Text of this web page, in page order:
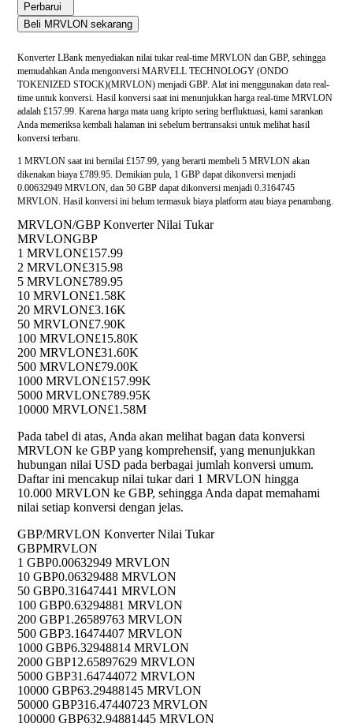
Perbarui
Beli MRVLON sekarang
Konverter LBank menyediakan nilai tukar real-time MRVLON dan GBP, sehingga
memudahkan Anda mengonversi MARVELL TECHNOLOGY (ONDO
TOKENIZED STOCK)(MRVLON) menjadi GBP. Alat ini menggunakan data real-
time untuk konversi. Hasil konversi saat ini menunjukkan harga real-time MRVLON
adalah £157.99. Karena harga mata uang kripto sering berfluktuasi, kami sarankan
Anda memeriksa kembali halaman ini sebelum bertransaksi untuk melihat hasil
konversi terbaru.
1 MRVLON saat ini bernilai £157.99, yang berarti membeli 5 MRVLON akan
dikenakan biaya £789.95. Demikian pula, 1 GBP dapat dikonversi menjadi
0.00632949 MRVLON, dan 50 GBP dapat dikonversi menjadi 0.3164745
MRVLON. Hasil konversi ini belum termasuk biaya platform atau biaya penambang.
MRVLON/GBP Konverter Nilai Tukar
MRVLONGBP
1 MRVLON£157.99
2 MRVLON£315.98
5 MRVLON£789.95
10 MRVLON£1.58K
20 MRVLON£3.16K
50 MRVLON£7.90K
100 MRVLON£15.80K
200 MRVLON£31.60K
500 MRVLON£79.00K
1000 MRVLON£157.99K
5000 MRVLON£789.95K
10000 MRVLON£1.58M
Pada tabel di atas, Anda akan melihat bagan data konversi
MRVLON ke GBP yang komprehensif, yang menunjukkan
hubungan nilai USD pada berbagai jumlah konversi umum.
Daftar ini mencakup nilai tukar dari 1 MRVLON hingga
10.000 MRVLON ke GBP, sehingga Anda dapat memahami
nilai setiap konversi dengan jelas.
GBP/MRVLON Konverter Nilai Tukar
GBPMRVLON
1 GBP0.00632949 MRVLON
10 GBP0.06329488 MRVLON
50 GBP0.31647441 MRVLON
100 GBP0.63294881 MRVLON
200 GBP1.26589763 MRVLON
500 GBP3.16474407 MRVLON
1000 GBP6.32948814 MRVLON
2000 GBP12.65897629 MRVLON
5000 GBP31.64744072 MRVLON
10000 GBP63.29488145 MRVLON
50000 GBP316.47440723 MRVLON
100000 GBP632.94881445 MRVLON